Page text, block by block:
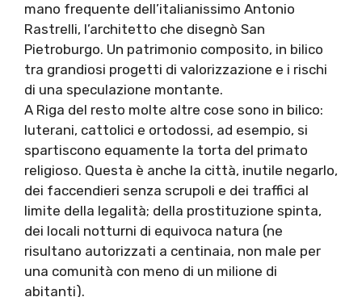
mano frequente dell’italianissimo Antonio
Rastrelli, l’architetto che disegnò San
Pietroburgo. Un patrimonio composito, in bilico
tra grandiosi progetti di valorizzazione e i rischi
di una speculazione montante.
A Riga del resto molte altre cose sono in bilico:
luterani, cattolici e ortodossi, ad esempio, si
spartiscono equamente la torta del primato
religioso. Questa è anche la città, inutile negarlo,
dei faccendieri senza scrupoli e dei traffici al
limite della legalità; della prostituzione spinta,
dei locali notturni di equivoca natura (ne
risultano autorizzati a centinaia, non male per
una comunità con meno di un milione di
abitanti).